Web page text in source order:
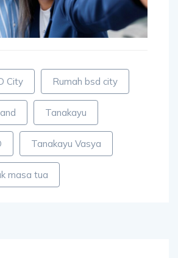
City Rumah bsd city
Tanakayu
Tanakayu Vasya
masa tua